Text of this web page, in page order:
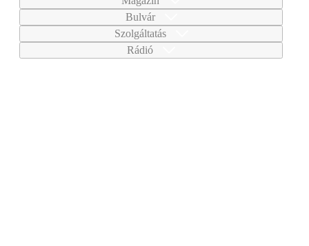
Bulvár
Szolgáltatás
Rádió